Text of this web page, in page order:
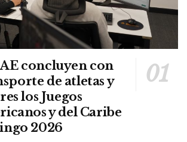
concluyen con
de atletas y
los Juegos
y del Caribe
2026